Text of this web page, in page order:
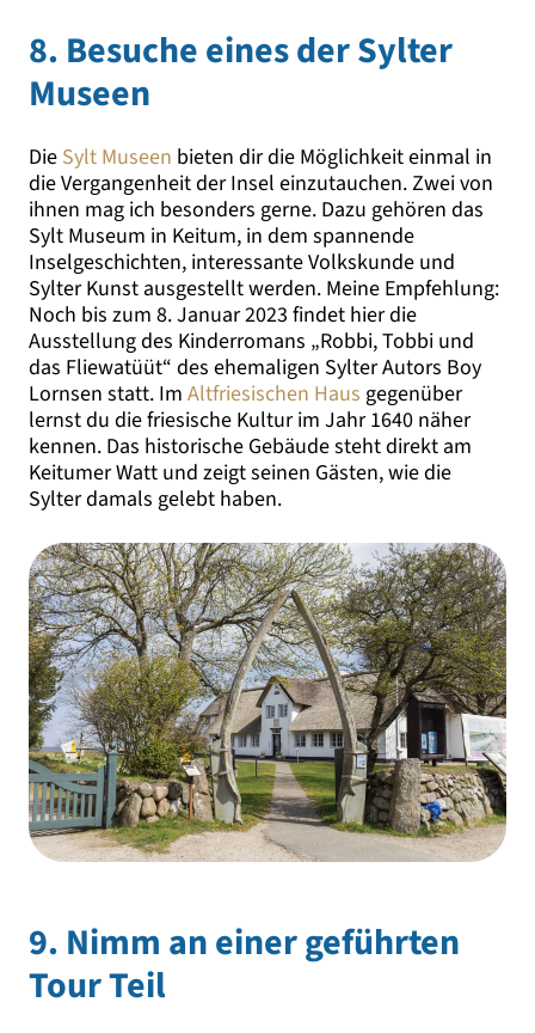
8. Besuche eines der Sylter
Museen
Die Sylt Museen bieten dir die Möglichkeit einmal in
die Vergangenheit der Insel einzutauchen. Zwei von
ihnen mag ich besonders gerne. Dazu gehören das
Sylt Museum in Keitum, in dem spannende
Inselgeschichten, interessante Volkskunde und
Sylter Kunst ausgestellt werden. Meine Empfehlung:
Noch bis zum 8. Januar 2023 findet hier die
Ausstellung des Kinderromans „Robbi, Tobbi und
das Fliewatüüt“ des ehemaligen Sylter Autors Boy
Lornsen statt. Im Altfriesischen Haus gegenüber
lernst du die friesische Kultur im Jahr 1640 näher
kennen. Das historische Gebäude steht direkt am
Keitumer Watt und zeigt seinen Gästen, wie die
Sylter damals gelebt haben.
9. Nimm an einer geführten
Tour Teil